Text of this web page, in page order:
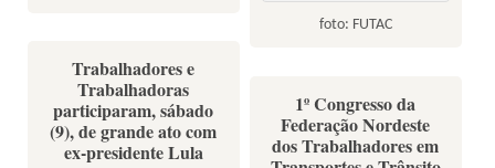
foto: FUTAC
Trabalhadores e
Trabalhadoras
participaram, sábado
(9), de grande ato com
ex-presidente Lula
1º Congresso da
Federação Nordeste
dos Trabalhadores em